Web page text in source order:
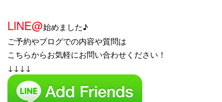
LINE@始めました♪
ご予約やブログでの内容や質問は
こちらからお気軽にお問い合わせください！
↓↓↓↓